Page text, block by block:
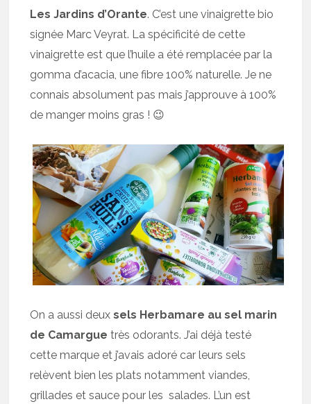
Les Jardins d’Orante. C’est une vinaigrette bio
signée Marc Veyrat. La spécificité de cette
vinaigrette est que l’huile a été remplacée par la
gomma d’acacia, une fibre 100% naturelle. Je ne
connais absolument pas mais j’approuve à 100%
de manger moins gras ! 😉
On a aussi deux sels Herbamare au sel marin
de Camargue très odorants. J’ai déjà testé
cette marque et j’avais adoré car leurs sels
relèvent bien les plats notamment viandes,
grillades et sauce pour les salades. L’un est